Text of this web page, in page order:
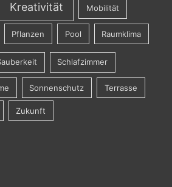
Kreativität Mobilität
Pflanzen Pool Raumklima
Schlafzimmer
Sonnenschutz Terrasse
Zukunft